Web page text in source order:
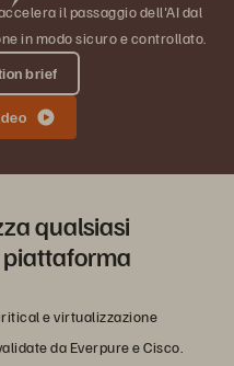
il passaggio dell'AI dal
in modo sicuro e controllato.
brief
qualsiasi
e virtualizzazione
da Everpure e Cisco.